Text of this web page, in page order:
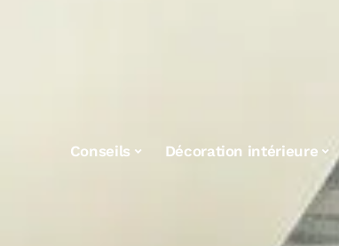
Conseils Décoration intérieure